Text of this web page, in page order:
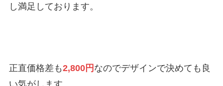
し満足しております。
正直価格差も2,800円 なのでデザインで決めても良